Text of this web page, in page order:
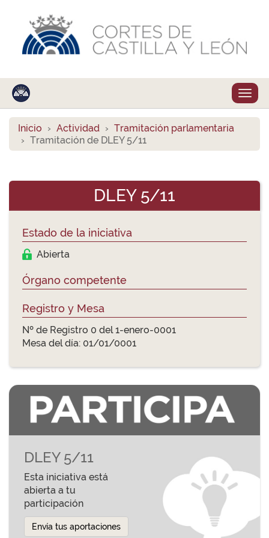
Inicio Actividad
Tramitación parlamentaria
Tramitación de DLEY 5/11
DLEY 5/11
Estado de la iniciativa
Abierta
Órgano competente
Registro y Mesa
Nº de Registro 0 del 1-enero-0001
Mesa del día: 01/01/0001
DLEY 5/11
Esta iniciativa está
abierta a tu
participación
Envía tus aportaciones